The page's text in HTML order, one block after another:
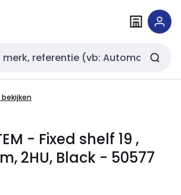
- Fixed shelf 19 ,
2HU, Black - 50577